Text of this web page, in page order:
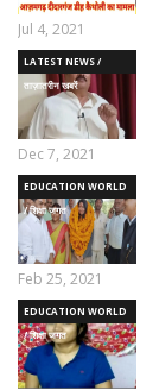
Jul 4, 2021
LATEST NEWS /
ताज़ातरीन खबरें
Dec 7, 2021
EDUCATION WORLD
/ शिक्षा जगत
Feb 25, 2021
EDUCATION WORLD
/ शिक्षा जगत